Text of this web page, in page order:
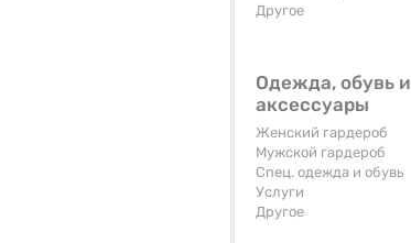
Другое
Одежда, обувь и
аксессуары
Женский гардероб
Мужской гардероб
Спец. одежда и обувь
Услуги
Другое